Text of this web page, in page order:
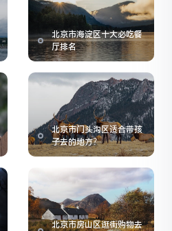
北京市海淀区十大必吃餐
厅排名
北京市门头沟区适合带孩
子去的地方？
北京市房山区逛街购物去